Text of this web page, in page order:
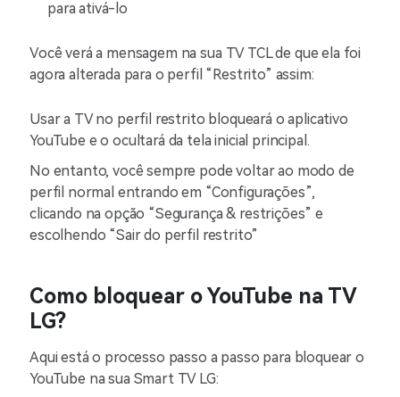
para ativá-lo
Você verá a mensagem na sua TV TCL de que ela foi
agora alterada para o perfil “Restrito” assim:
Usar a TV no perfil restrito bloqueará o aplicativo
YouTube e o ocultará da tela inicial principal.
No entanto, você sempre pode voltar ao modo de
perfil normal entrando em “Configurações”,
clicando na opção “Segurança & restrições” e
escolhendo “Sair do perfil restrito”
Como bloquear o YouTube na TV
LG?
Aqui está o processo passo a passo para bloquear o
YouTube na sua Smart TV LG: